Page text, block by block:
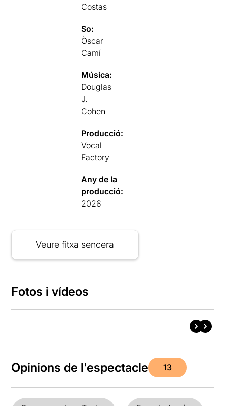
Costas
So:
Òscar
Camí
Música:
Douglas
J.
Cohen
Producció:
Vocal
Factory
Any de la
producció:
2026
Veure fitxa sencera
Fotos i vídeos
Opinions de l'espectacle 13